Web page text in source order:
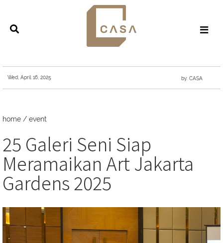
Wed, April 16, 2025 by: CASA
home / event
25 Galeri Seni Siap
Meramaikan Art Jakarta
Gardens 2025